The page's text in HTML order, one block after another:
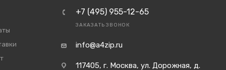
+7 (495) 955-12-65
ЗАКАЗАТЬ ЗВОНОК
info@a4zip.ru
117405, г. Москва, ул. Дорожная, д.